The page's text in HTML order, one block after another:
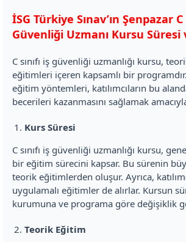
İSG Türkiye Sınav’ın Şenpazar C
Güvenliği Uzmanı Kursu Süresi
C sınıfı iş güvenliği uzmanlığı kursu,
eğitimleri içeren kapsamlı bir
eğitim yöntemleri, katılımcıların bu
becerileri kazanmasını sağlamak
Kurs Süresi
C sınıfı iş güvenliği uzmanlığı kursu,
bir eğitim sürecini kapsar. Bu sürenin
teorik eğitimlerden oluşur. Ayrıca,
uygulamalı eğitimler de alırlar. Kursun
kurumuna ve programa göre değişiklik
Teorik Eğitim